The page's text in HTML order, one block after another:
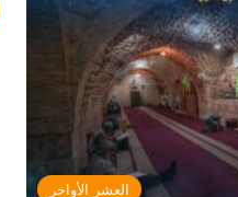
العشر الأواخر